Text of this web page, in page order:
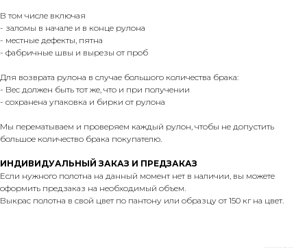
В том числе включая
- заломы в начале и в конце рулона
- местные дефекты, пятна
- фабричные швы и вырезы от проб
Для возврата рулона в случае большого количества брака:
- Вес должен быть тот же, что и при получении
- сохранена упаковка и бирки от рулона
Мы перематываем и проверяем каждый рулон, чтобы не допустить
большое количество брака покупателю.
ИНДИВИДУАЛЬНЫЙ ЗАКАЗ И ПРЕДЗАКАЗ
Если нужного полотна на данный момент нет в наличии, вы можете
оформить предзаказ на необходимый объем.
Выкрас полотна в свой цвет по пантону или образцу от 150 кг на цвет.